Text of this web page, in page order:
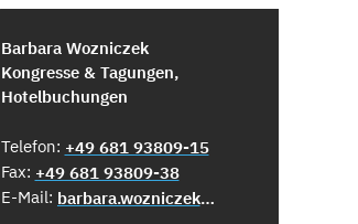
Barbara Wozniczek
Kongresse & Tagungen,
Hotelbuchungen
Telefon: +49 681 93809-15
Fax: +49 681 93809-38
E-Mail:
barbara.wozniczek@city-sb.de